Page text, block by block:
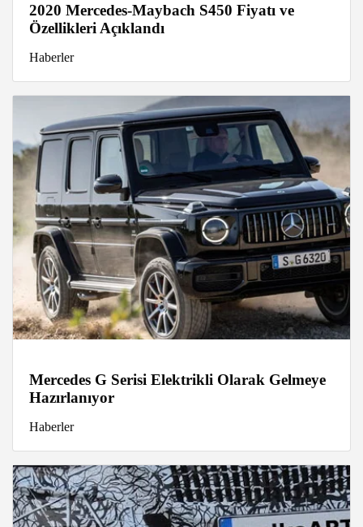
2020 Mercedes-Maybach S450 Fiyatı ve
Özellikleri Açıklandı
Haberler
Mercedes G Serisi Elektrikli Olarak Gelmeye
Hazırlanıyor
Haberler